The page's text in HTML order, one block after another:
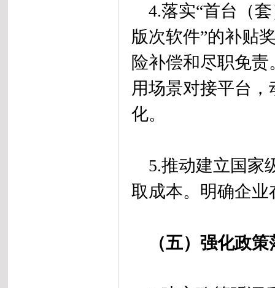
4.落实“首台（套
版次软件”的补贴
险补偿和尽职免
用场景对接平台
化。
5.推动建立国家
取成本。明确企
（五）强化政